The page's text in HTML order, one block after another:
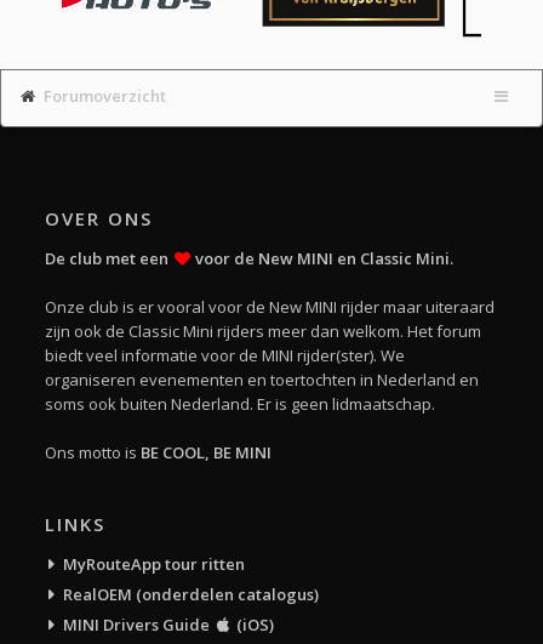
Forumoverzicht
OVER ONS
De club met een voor de New MINI en Classic Mini.
Onze club is er vooral voor de New MINI rijder maar uiteraard
zijn ook de Classic Mini rijders meer dan welkom. Het forum
biedt veel informatie voor de MINI rijder(ster). We
organiseren evenementen en toertochten in Nederland en
soms ook buiten Nederland. Er is geen lidmaatschap.
Ons motto is BE COOL, BE MINI
LINKS
MyRouteApp tour ritten
RealOEM (onderdelen catalogus)
MINI Drivers Guide
(iOS)